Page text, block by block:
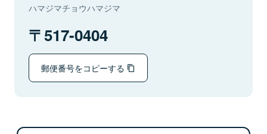
ハマジマチョウハマジマ
517-0404
郵便番号をコピーする